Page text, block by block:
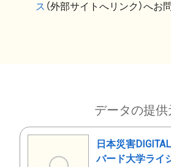
ス （外部サイトへリンク）へお
データの提供
日本災害
バード大学ライ